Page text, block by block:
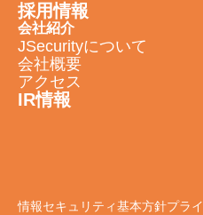
採用情報
会社紹介
JSecurityについて
会社概要
アクセス
IR情報
情報セキュリティ基本方針プラ